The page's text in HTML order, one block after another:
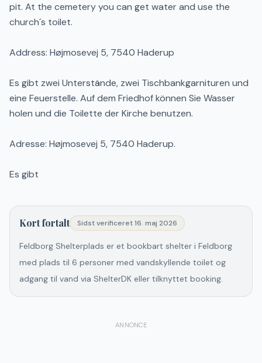
pit. At the cemetery you can get water and use the
church´s toilet.
Address: Højmosevej 5, 7540 Haderup
Es gibt zwei Unterstände, zwei Tischbankgarnituren und
eine Feuerstelle. Auf dem Friedhof können Sie Wasser
holen und die Toilette der Kirche benutzen.
Adresse: Højmosevej 5, 7540 Haderup.
Es gibt
Kort fortalt Sidst verificeret16. maj 2026
Feldborg Shelterplads er et bookbart shelter i Feldborg
med plads til 6 personer med vandskyllende toilet og
adgang til vand via ShelterDK eller tilknyttet booking.
ANNONCE